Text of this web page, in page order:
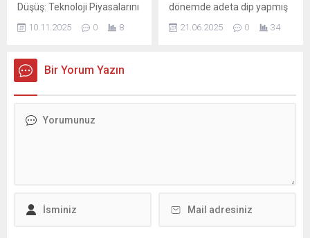
Düşüş: Teknoloji Piyasalarını
arasında yapılan milyarlarca
2000'lerdeki dot-com
balonu dönemini hatırlatıyor.
10.11.2025 0 8
dönemde adeta dip yapmış
yatırımcısının özellikle 2024
21.06.2025 0 34
Bir Yorum Yazın